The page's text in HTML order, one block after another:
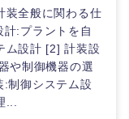
装全般に関わる仕
:プラントを自
ム設計 [2] 計装設
や制御機器の選
制御システム設